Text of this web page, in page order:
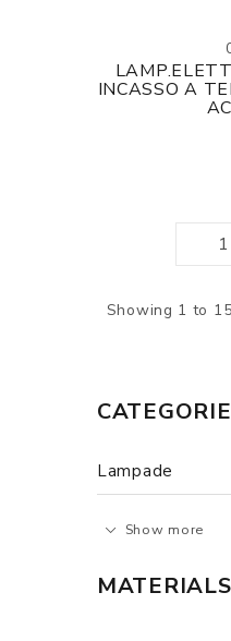
INCASSO A
Showing 1 to
Lampade
Show more
MATERIALS